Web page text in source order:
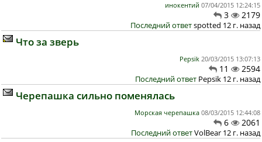
инокентий 07/04/2015 12:24:15
3 2179
Последний ответspotted 12 г. назад
Что за зверь
Pepsik 20/03/2015 13:07:13
11 2594
Последний ответ Pepsik 12 г. назад
Черепашка сильно поменялась
Морская черепашка 08/03/2015 12:44:08
6 2061
Последний ответVolBear 12 г. назад